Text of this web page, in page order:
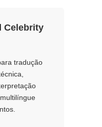
Celebrity
tradução